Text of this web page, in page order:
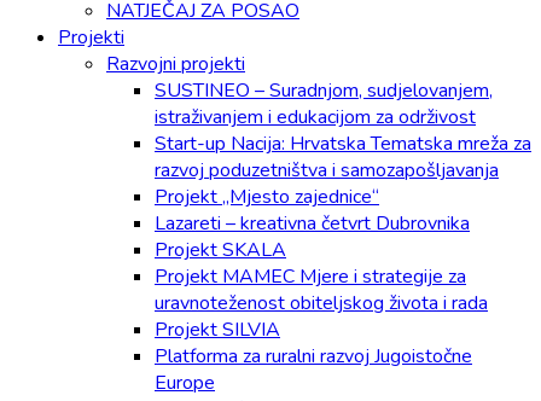
NATJEČAJ ZA POSAO
Projekti
Razvojni projekti
SUSTINEO – Suradnjom, sudjelovanjem,
istraživanjem i edukacijom za održivost
Start-up Nacija: Hrvatska Tematska mreža za
razvoj poduzetništva i samozapošljavanja
Projekt „Mjesto zajednice“
Lazareti – kreativna četvrt Dubrovnika
Projekt SKALA
Projekt MAMEC Mjere i strategije za
uravnoteženost obiteljskog života i rada
Projekt SILVIA
Platforma za ruralni razvoj Jugoistočne
Europe